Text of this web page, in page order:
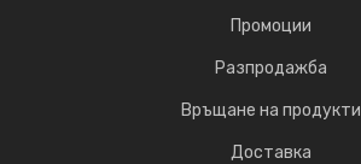
Промоции
Разпродажба
Връщане на продукти
Доставка